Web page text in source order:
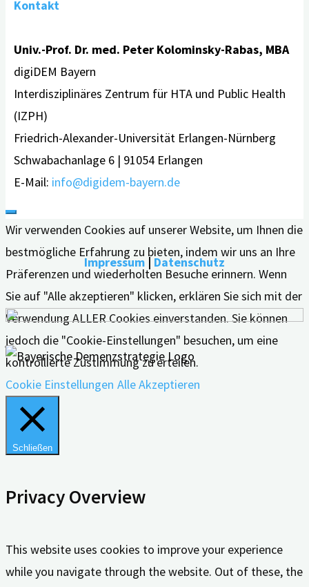
Kontakt
Univ.-Prof. Dr. med. Peter Kolominsky-Rabas, MBA
digiDEM Bayern
Interdisziplinäres Zentrum für HTA und Public Health
(IZPH)
Friedrich-Alexander-Universität Erlangen-Nürnberg
Schwabachanlage 6 | 91054 Erlangen
E-Mail: info@digidem-bayern.de
Impressum | Datenschutz
Wir verwenden Cookies auf unserer Website, um Ihnen die
bestmögliche Erfahrung zu bieten, indem wir uns an Ihre
Präferenzen und wiederholten Besuche erinnern. Wenn
Sie auf "Alle akzeptieren" klicken, erklären Sie sich mit der
Verwendung ALLER Cookies einverstanden. Sie können
jedoch die "Cookie-Einstellungen" besuchen, um eine
kontrollierte Zustimmung zu erteilen.
Cookie Einstellungen Alle Akzeptieren
Schließen
Privacy Overview
This website uses cookies to improve your experience
while you navigate through the website. Out of these, the